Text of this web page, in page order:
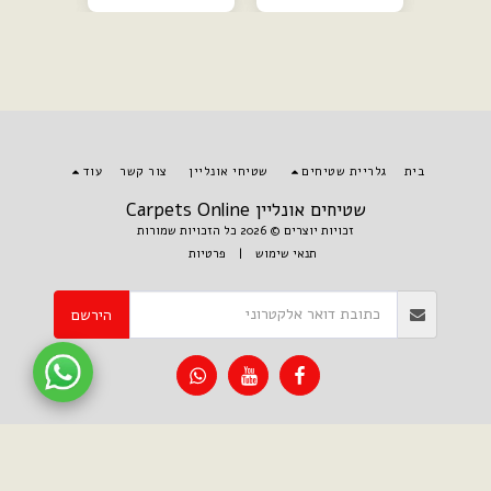
שטיחים אונליין Carpets Online
זכויות יוצרים © 2026 כל הזכויות שמורות
תנאי שימוש | פרטיות
בית גלריית שטיחים שטיחי אונליין צור קשר עוד
הירשם